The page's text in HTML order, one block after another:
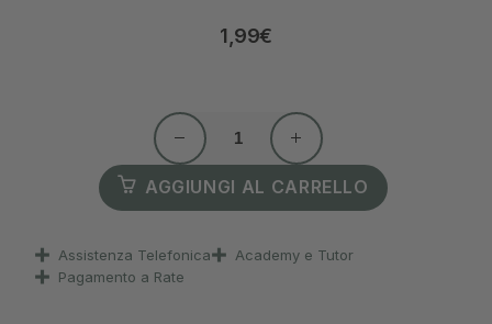
1,99€
AGGIUNGI AL CARRELLO
Assistenza Telefonica
Academy e Tutor
Pagamento a Rate